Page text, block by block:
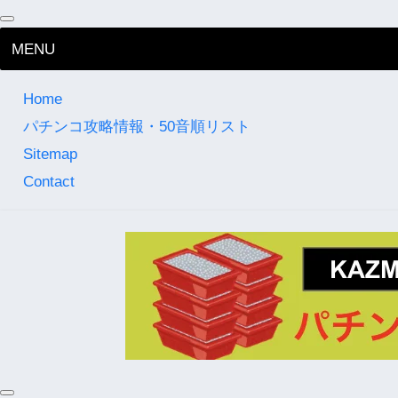
MENU
Home
パチンコ攻略情報・50音順リスト
Sitemap
Contact